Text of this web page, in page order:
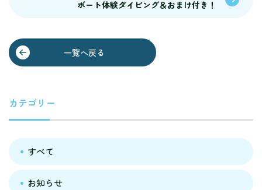
ボート体験ダイビング＆おまけ付き！
一覧へ戻る
カテゴリー
すべて
お知らせ